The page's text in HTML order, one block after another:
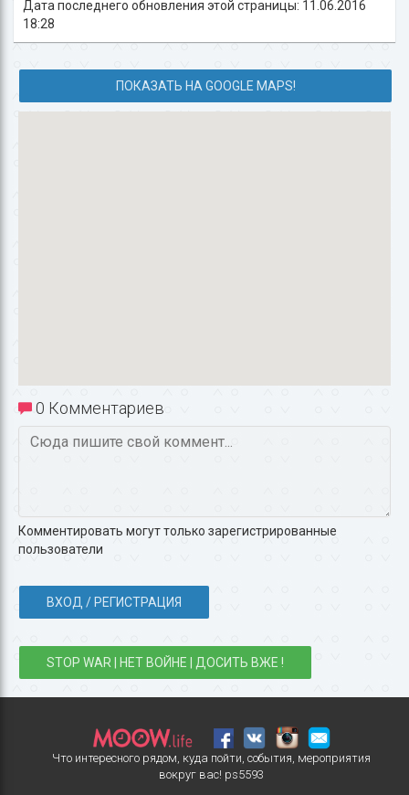
Дата последнего обновления этой страницы: 11.06.2016
18:28
ПОКАЗАТЬ НА GOOGLE MAPS!
0 Комментариев
Комментировать могут только зарегистрированные
пользователи
ВХОД / РЕГИСТРАЦИЯ
STOP WAR | НЕТ ВОЙНЕ | ДОСИТЬ ВЖЕ !
Что интересного рядом, куда пойти, события, мероприятия
вокруг вас! ps5593